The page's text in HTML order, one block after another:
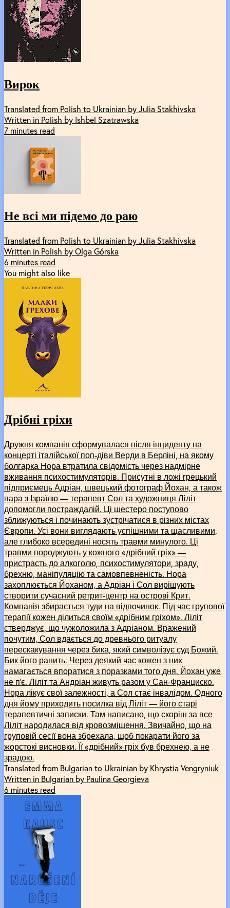
Вирок
Translated from Polish to Ukrainian by Julia Stakhivska
Written in Polish by Ishbel Szatrawska
7 minutes read
Не всі ми підемо до раю
Translated from Polish to Ukrainian by Julia Stakhivska
Written in Polish by Olga Górska
6 minutes read
You might also like
Дрібні гріхи
Дружня компанія сформувалася після інциденту на
концерті італійської поп-діви Верди в Берліні, на якому
болгарка Нора втратила свідомість через надмірне
вживання психостимуляторів. Присутні в ложі грецький
підприємець Адріан, швецький фотограф Йохан, а також
пара з Ізраїлю –– терапевт Сол та художниця Ліліт
допомогли постраждалій. Ці шестеро поступово
зближуються і починають зустрічатися в різних містах
Європи. Усі вони виглядають успішними та щасливими,
але глибоко всередині носять травми минулого. Ці
травми породжують у кожного «дрібний гріх» ––
пристрасть до алкоголю, психостимулятори, зраду,
брехню, маніпуляцію та самовпевненість. Нора
захоплюється Йоханом, а Адріан і Сол вирішують
створити сучасний ретрит-центр на острові Крит.
Компанія збирається туди на відпочинок. Під час групової
терапії кожен ділиться своїм «дрібним гріхом». Ліліт
стверджує, що чужоложила з Адріаном. Вражений
почутим, Сол вдається до древнього ритуалу
перескакування через бика, який символізує суд Божий.
Бик його ранить. Через деякий час кожен з них
намагається впоратися з поразками того дня. Йохан уже
не п’є. Ліліт та Андріан живуть разом у Сан-Франциско.
Нора лікує свої залежності, а Сол стає інвалідом. Одного
дня йому приходить посилка від Ліліт –– його старі
терапевтичні записки. Там написано, що скоріш за все
Ліліт народилася від кровозмішення. Звичайно, що на
груповій сесії вона збрехала, щоб покарати його за
жорстокі висновки. Її «дрібний» гріх був брехнею, а не
зрадою.
Translated from Bulgarian to Ukrainian by Khrystia Vengryniuk
Written in Bulgarian by Paulina Georgieva
6 minutes read